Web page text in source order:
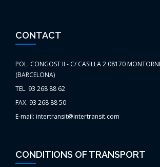
CONTACT
POL. CONGOST II - C/ CASILLA 2 08170
(BARCELONA)
TEL. 93 268 88 62
FAX. 93 268 88 50
E-mail: intertransit@intertransit.com
CONDITIONS OF TRANSPORT